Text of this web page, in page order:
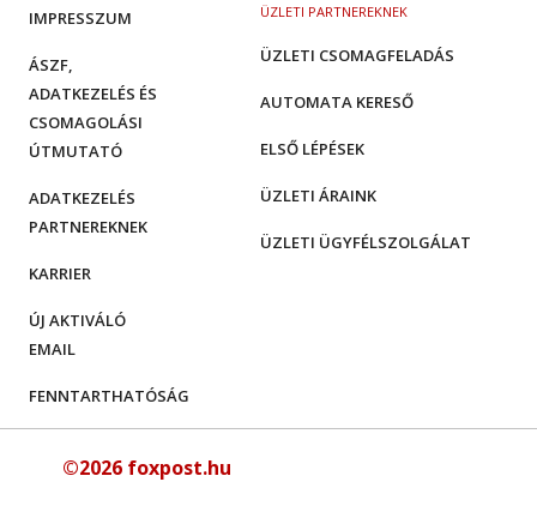
ÜZLETI PARTNEREKNEK
ÜZLETI CSOMAGFELADÁS
AUTOMATA KERESŐ
ELSŐ LÉPÉSEK
ÜZLETI ÁRAINK
ÜZLETI ÜGYFÉLSZOLGÁLAT
IMPRESSZUM
ÁSZF,
ADATKEZELÉS ÉS
CSOMAGOLÁSI
ÚTMUTATÓ
ADATKEZELÉS
PARTNEREKNEK
KARRIER
ÚJ AKTIVÁLÓ
EMAIL
FENNTARTHATÓSÁG
©2026 foxpost.hu